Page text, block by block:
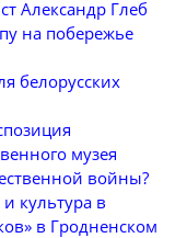
Александр Глеб
на побережье
белорусских
музея
войны?
культура в
в Гродненском